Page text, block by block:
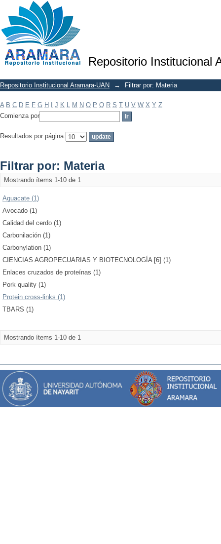
Repositorio Institucional
Filtrar por: Materia
Repositorio Institucional Aramara-UAN → Filtrar por: Materia
A B C D E F G H J K L M N O P Q R S T U V W X Y Z
Comienza por
Resultados por página:
Filtrar por: Materia
Mostrando ítems 1-10 de 1
Aguacate (1)
Avocado (1)
Calidad del cerdo (1)
Carbonilación (1)
Carbonylation (1)
CIENCIAS AGROPECUARIAS Y BIOTECNOLOGÍA [6] (1)
Enlaces cruzados de proteínas (1)
Pork quality (1)
Protein cross-links (1)
TBARS (1)
Mostrando ítems 1-10 de 1